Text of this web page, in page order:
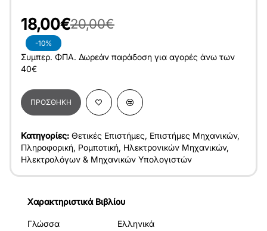
-10%
18,00€20,00€
Συμπερ. ΦΠΑ. Δωρεάν παράδοση για αγορές άνω των
40€
ΠΡΟΣΘΉΚΗ
Κατηγορίες: Θετικές Επιστήμες, Επιστήμες Μηχανικών,
Πληροφορική, Ρομποτική, Ηλεκτρονικών Μηχανικών,
Ηλεκτρολόγων & Μηχανικών Υπολογιστών
Χαρακτηριστικά Βιβλίου
Γλώσσα Ελληνικά